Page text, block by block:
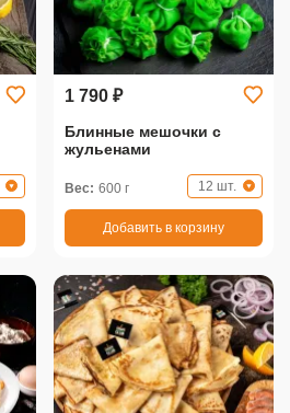
1 790 ₽
Блинные мешочки с
жульенами
Вес: 600 г 12 шт.
Добавить в корзину